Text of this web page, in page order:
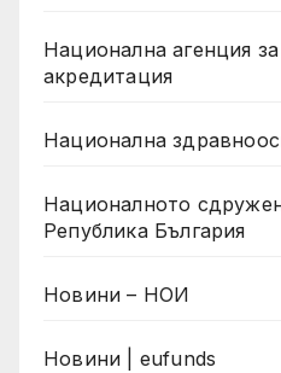
Национална агенция
акредитация
Национална
Националното
Република България
Новини – НОИ
Новини | eufunds